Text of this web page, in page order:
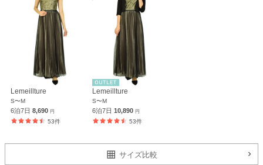
演奏用レンタルドレスサイトでは、倍以上の値段なので、今回大変お得に借
りられました。
ありがとうございました。
【一緒に注文した商品】
Lemeillture
S〜M
6泊7日 8,690 円
53件
Lemeillture
S〜M
6泊7日 10,890 円
53件
サイズ比較